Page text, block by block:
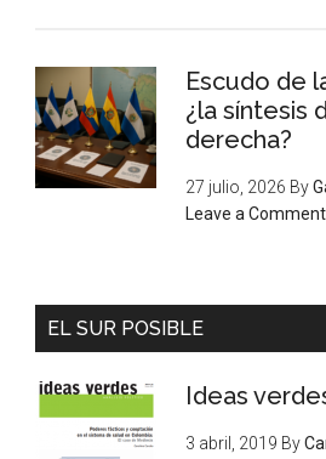
Escudo de
¿la síntesis
derecha?
27 julio, 2026 By
Leave a Comment
EL SUR POSIBLE
Ideas
3 abril, 2019 By